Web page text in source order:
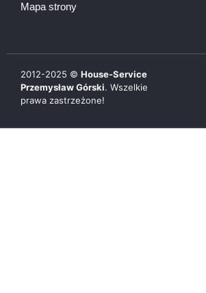
Mapa strony
2012-2025 © House-Service
Przemysław Górski. Wszelkie
prawa zastrzeżone!